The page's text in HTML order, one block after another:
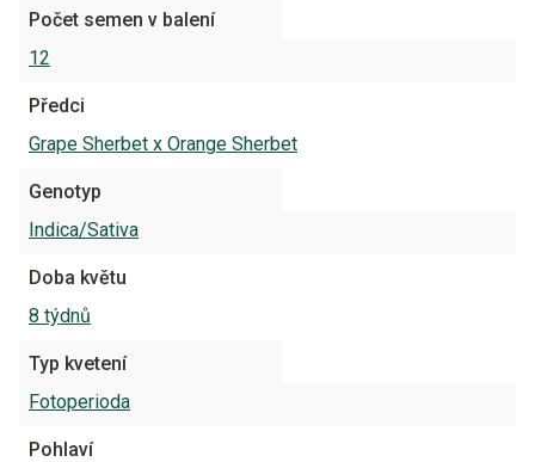
Počet semen v balení
12
Předci
Grape Sherbet x Orange Sherbet
Genotyp
Indica/Sativa
Doba květu
8 týdnů
Typ kvetení
Fotoperioda
Pohlaví